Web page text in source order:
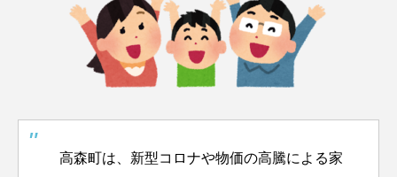
高森町は、新型コロナや物価の高騰による家